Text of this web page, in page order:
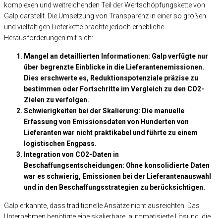
komplexen und weitreichenden Teil der Wertschöpfungskette von
Galp darstellt. Die Umsetzung von Transparenz in einer so großen
und vielfältigen Lieferkette brachte jedoch erhebliche
Herausforderungen mit sich:
Mangel an detaillierten Informationen: Galp verfügte nur
über begrenzte Einblicke in die Lieferantenemissionen.
Dies erschwerte es, Reduktionspotenziale präzise zu
bestimmen oder Fortschritte im Vergleich zu den CO2-
Zielen zu verfolgen.
Schwierigkeiten bei der Skalierung: Die manuelle
Erfassung von Emissionsdaten von Hunderten von
Lieferanten war nicht praktikabel und führte zu einem
logistischen Engpass.
Integration von CO2-Daten in
Beschaffungsentscheidungen: Ohne konsolidierte Daten
war es schwierig, Emissionen bei der Lieferantenauswahl
und in den Beschaffungsstrategien zu berücksichtigen.
Galp erkannte, dass traditionelle Ansätze nicht ausreichten. Das
Unternehmen benötigte eine skalierbare, automatisierte Lösung, die